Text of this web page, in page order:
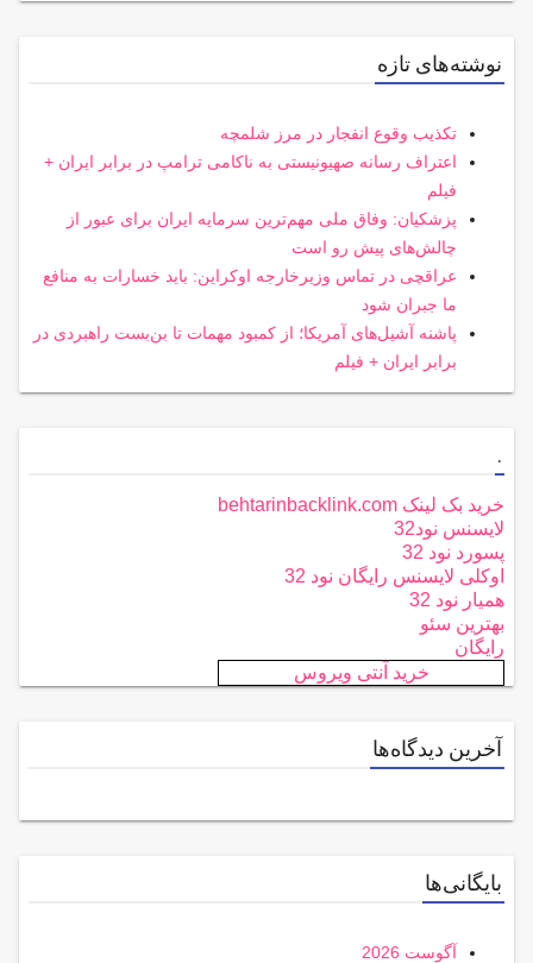
نوشته‌های تازه
تکذیب وقوع انفجار در مرز شلمچه
اعتراف رسانه صهیونیستی به ناکامی ترامپ در برابر ایران +
فیلم
پزشکیان: وفاق ملی مهم‌ترین سرمایه ایران برای عبور از
چالش‌های پیش رو است
عراقچی در تماس وزیرخارجه اوکراین: باید خسارات به منافع
ما جبران شود
پاشنه آشیل‌های آمریکا؛ از کمبود مهمات تا بن‌بست راهبردی در
برابر ایران + فیلم
.
خرید بک لینک behtarinbacklink.com
لایسنس نود32
پسورد نود 32
اوکلی لایسنس رایگان نود 32
همیار نود 32
بهترین سئو
رایگان
خرید آنتی ویروس
آخرین دیدگاه‌ها
بایگانی‌ها
آگوست 2026